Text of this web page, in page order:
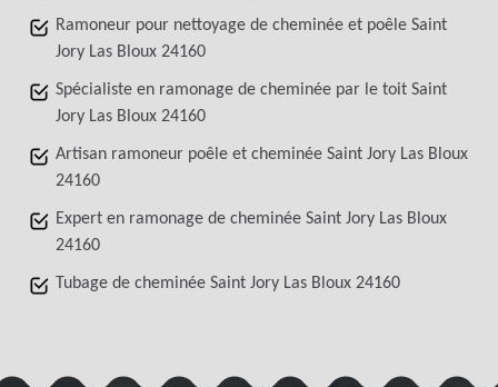
Ramoneur pour nettoyage de cheminée et poêle Saint
Jory Las Bloux 24160
Spécialiste en ramonage de cheminée par le toit Saint
Jory Las Bloux 24160
Artisan ramoneur poêle et cheminée Saint Jory Las Bloux
24160
Expert en ramonage de cheminée Saint Jory Las Bloux
24160
Tubage de cheminée Saint Jory Las Bloux 24160